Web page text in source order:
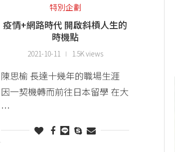
特別企劃
疫情+網路時代 開啟斜槓人生的
時機點
2021-10-11 1.5K views
陳思榆 長達十幾年的職場生涯
因一契機轉而前往日本留學 在大
…